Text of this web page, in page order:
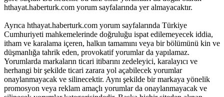
hthayat.haberturk.com yorum sayfalarında yer almayacaktır.
Ayrıca hthayat.haberturk.com yorum sayfalarında Türkiye
Cumhuriyeti mahkemelerinde doğruluğu ispat edilemeyecek iddia,
itham ve karalama içeren, halkın tamamını veya bir bölümünü kin ve
düşmanlığa tahrik eden, provokatif yorumlar da yapılamaz.
Yorumlarda markaların ticari itibarını zedeleyici, karalayıcı ve
herhangi bir şekilde ticari zarara yol açabilecek yorumlar
onaylanmayacak ve silinecektir. Aynı şekilde bir markaya yönelik
promosyon veya reklam amaçlı yorumlar da onaylanmayacak ve